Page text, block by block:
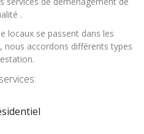
.
locaux se passent dans les
nous accordons différents types